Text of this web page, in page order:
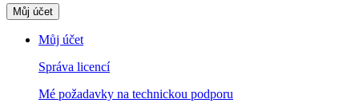
Můj účet
Můj účet
Správa licencí
Mé požadavky na technickou podporu